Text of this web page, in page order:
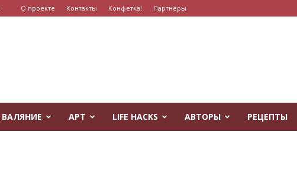
О проекте Контакты Конфетка! Партнёры
ВАЛЯНИЕ АРТ LIFE HACKS АВТОРЫ РЕЦЕПТЫ